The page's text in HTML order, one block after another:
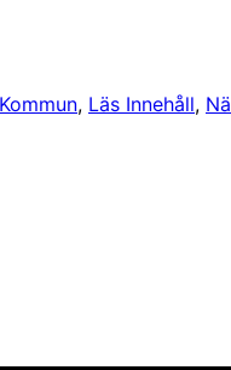
Kommun, Läs Innehåll,